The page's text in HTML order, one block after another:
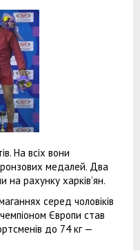
На всіх вони
медалей. Два
на рахунку харків’ян.
серед чоловіків
Європи став
до 74 кг —